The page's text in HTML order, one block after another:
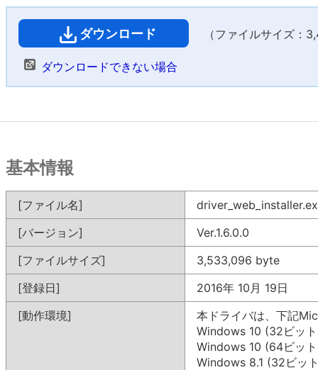
ダウンロード （ファイルサイズ：
ダウンロードできない場合
基本情報
[ファイル名]
[バージョン]
Ver.1.6.0.0
[ファイルサイズ]
3,533,096 byte
[登録日]
2016年 10月 19日
[動作環境]
本ドライバは、下記
Windows 10 (32ビッ
Windows 10 (64ビッ
Windows 8.1 (32ビッ